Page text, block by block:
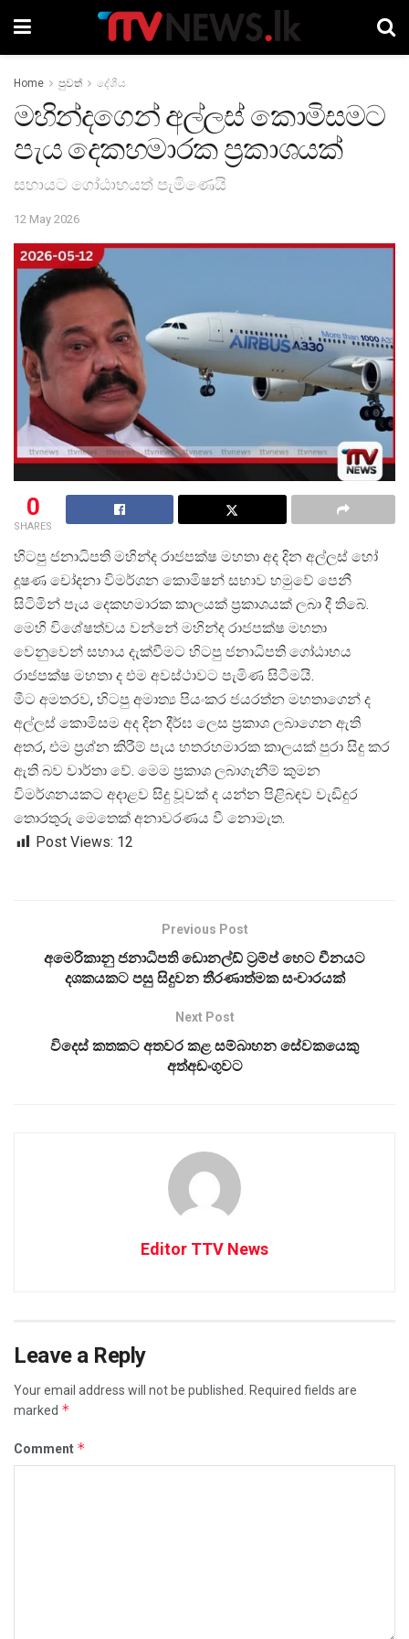
Home පුවත් දේශීය
මහින්දගෙන් අල්ලස් කොමිසමට
පැය දෙකහමාරක ප්‍රකාශයක්
සහායට ගෝඨාභයත් පැමිණෙයි
12 May 2026
0
SHARES
හිටපු ජනාධිපති මහින්ද රාජපක්ෂ මහතා අද දින අල්ලස් හෝ
දූෂණ චෝදනා විමර්ශන කොමිෂන් සභාව හමුවේ පෙනී
සිටිමින් පැය දෙකහමාරක කාලයක් ප්රකාශයක් ලබා දී තිබේ.
මෙහි විශේෂත්වය වන්නේ මහින්ද රාජපක්ෂ මහතා
වෙනුවෙන් සහාය දැක්වීමට හිටපු ජනාධිපති ගෝඨාභය
රාජපක්ෂ මහතා ද එම අවස්ථාවට පැමිණ සිටීමයි.
මීට අමතරව, හිටපු අමාත් ය පියංකර ජයරත්න මහතාගෙන් ද
අල්ලස් කොමිසම අද දින දීර්ඝ ලෙස ප්රකාශ ලබාගෙන ඇති
අතර, එම ප්රශ්න කිරීම් පැය හතරහමාරක කාලයක් පුරා සිදු කර
ඇති බව වාර්තා වේ. මෙම ප්රකාශ ලබාගැනීම් කුමන
විමර්ශනයකට අදාළව සිදු වූවක් ද යන්න පිළිබඳව වැඩිදුර
තොරතුරු මෙතෙක් අනාවරණය වී නොමැත.
Post Views: 12
Previous Post
අමෙරිකානු ජනාධිපති ඩොනල්ඩ් ට්‍රම්ප් හෙට චීනයට
දශකයකට පසු සිදුවන තීරණාත්මක සංචාරයක්
Next Post
විදෙස් කතකට අතවර කළ සම්බාහන සේවකයෙකු
අත්අඩංගුවට
Editor TTV News
Leave a Reply
Your email address will not be published. Required fields are
marked *
Comment *